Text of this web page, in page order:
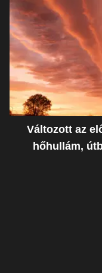
Változott az
hőhullám,